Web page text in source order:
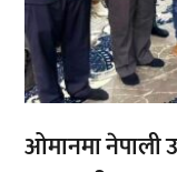
ओमानमा नेपाली